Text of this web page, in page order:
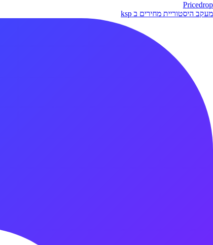
Pricedrop
מעקב היסטוריית מחירים ב ksp